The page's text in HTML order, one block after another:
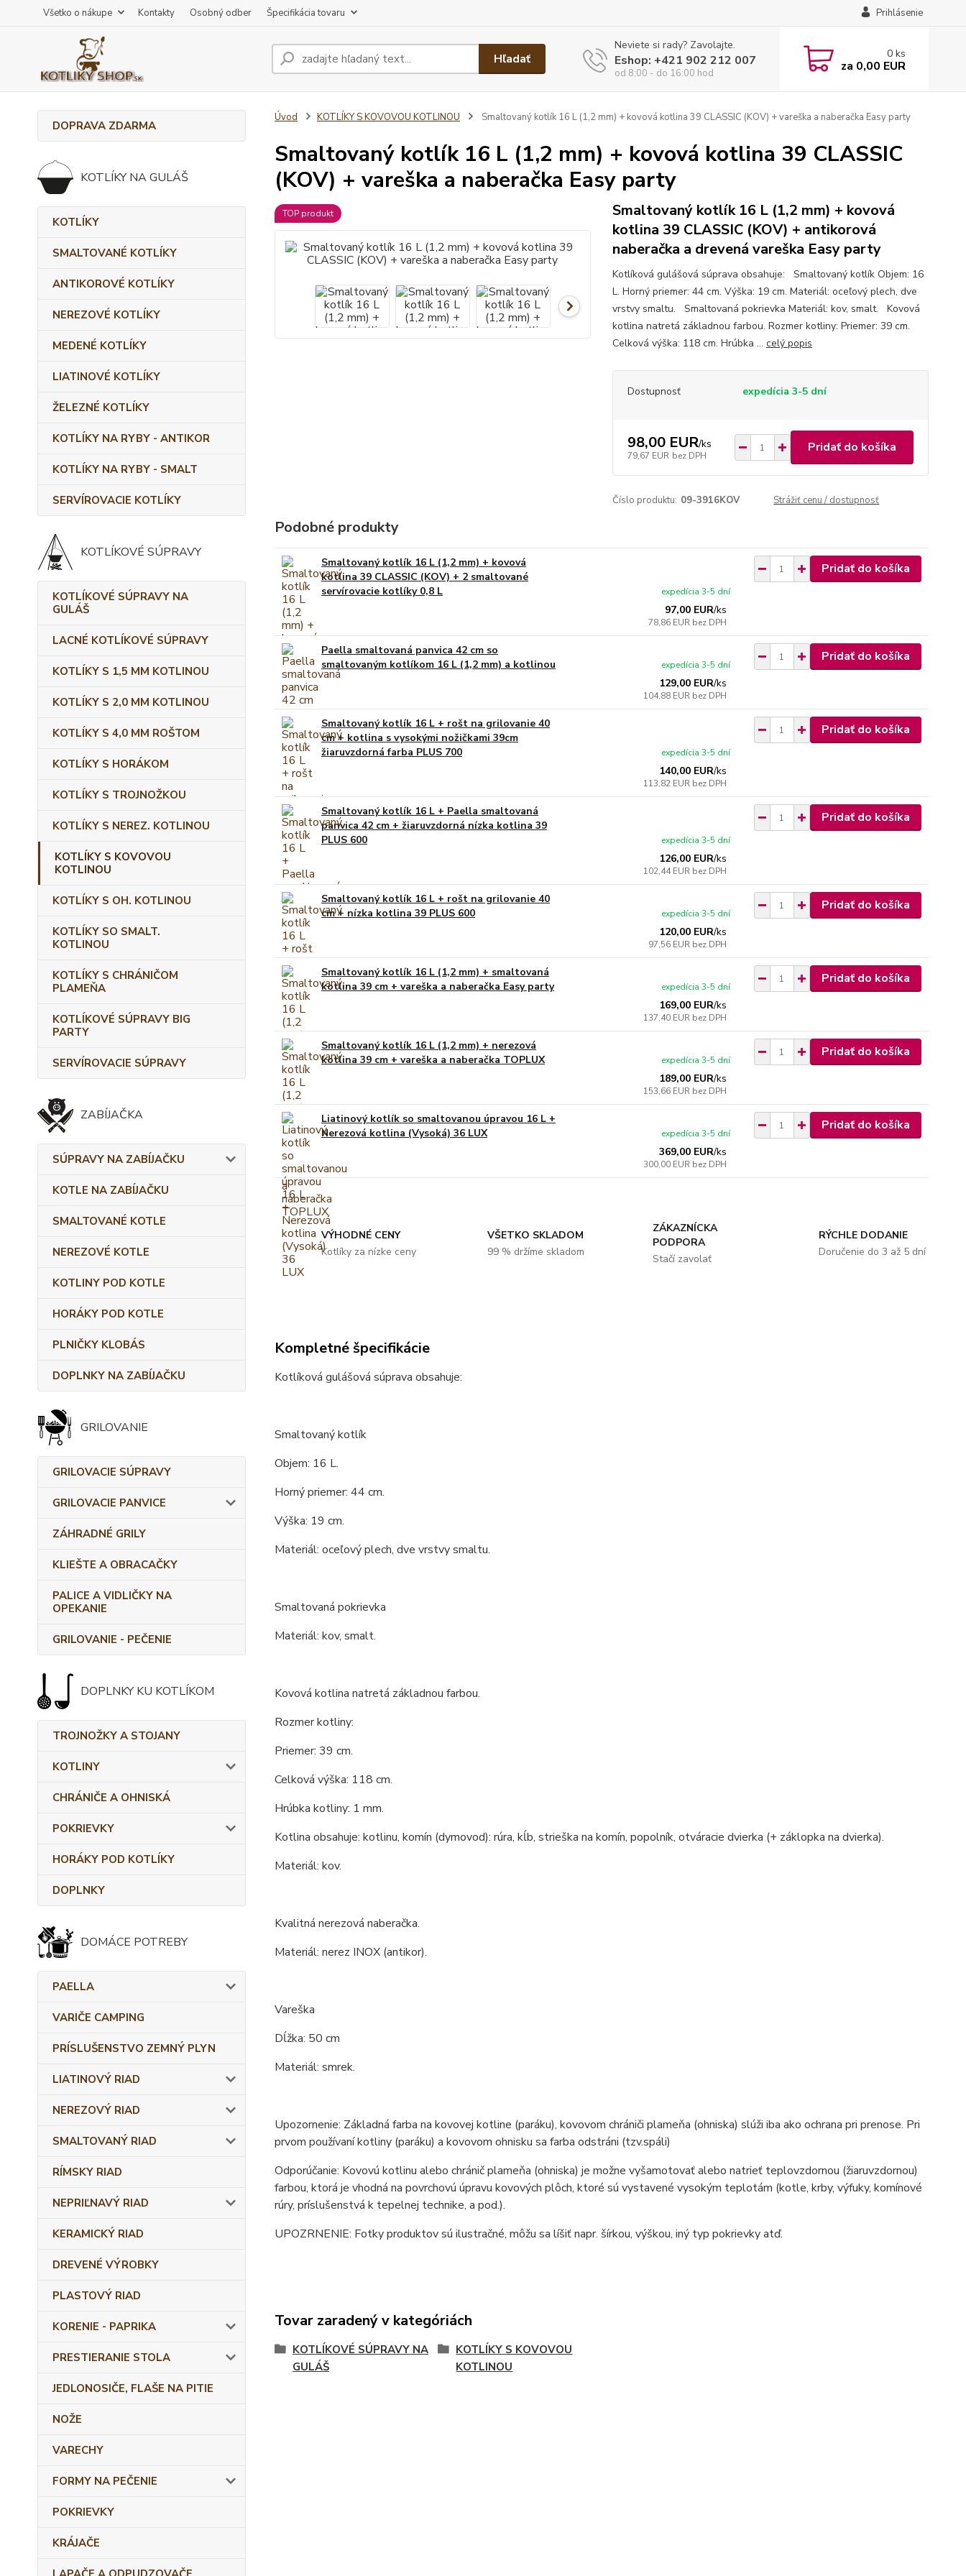
Všetko o nákupe Kontakty Osobný odber Špecifikácia tovaru Prihlásenie
Hľadať
Neviete si rady? Zavolajte.
Eshop: +421 902 212 007
od 8:00 - do 16:00 hod
0 ks
za 0,00 EUR
DOPRAVA ZDARMA
KOTLÍKY NA GULÁŠ
KOTLÍKY
SMALTOVANÉ KOTLÍKY
ANTIKOROVÉ KOTLÍKY
NEREZOVÉ KOTLÍKY
MEDENÉ KOTLÍKY
LIATINOVÉ KOTLÍKY
ŽELEZNÉ KOTLÍKY
KOTLÍKY NA RYBY - ANTIKOR
KOTLÍKY NA RYBY - SMALT
SERVÍROVACIE KOTLÍKY
KOTLÍKOVÉ SÚPRAVY
KOTLÍKOVÉ SÚPRAVY NA
GULÁŠ
LACNÉ KOTLÍKOVÉ SÚPRAVY
KOTLÍKY S 1,5 MM KOTLINOU
KOTLÍKY S 2,0 MM KOTLINOU
KOTLÍKY S 4,0 MM ROŠTOM
KOTLÍKY S HORÁKOM
KOTLÍKY S TROJNOŽKOU
KOTLÍKY S NEREZ. KOTLINOU
KOTLÍKY S KOVOVOU
KOTLINOU
KOTLÍKY S OH. KOTLINOU
KOTLÍKY SO SMALT.
KOTLINOU
KOTLÍKY S CHRÁNIČOM
PLAMEŇA
KOTLÍKOVÉ SÚPRAVY BIG
PARTY
SERVÍROVACIE SÚPRAVY
ZABÍJAČKA
SÚPRAVY NA ZABÍJAČKU
KOTLE NA ZABÍJAČKU
SMALTOVANÉ KOTLE
NEREZOVÉ KOTLE
KOTLINY POD KOTLE
HORÁKY POD KOTLE
PLNIČKY KLOBÁS
DOPLNKY NA ZABÍJAČKU
GRILOVANIE
GRILOVACIE SÚPRAVY
GRILOVACIE PANVICE
ZÁHRADNÉ GRILY
KLIEŠTE A OBRACAČKY
PALICE A VIDLIČKY NA
OPEKANIE
GRILOVANIE - PEČENIE
DOPLNKY KU KOTLÍKOM
TROJNOŽKY A STOJANY
KOTLINY
CHRÁNIČE A OHNISKÁ
POKRIEVKY
HORÁKY POD KOTLÍKY
DOPLNKY
DOMÁCE POTREBY
PAELLA
VARIČE CAMPING
PRÍSLUŠENSTVO ZEMNÝ PLYN
LIATINOVÝ RIAD
NEREZOVÝ RIAD
SMALTOVANÝ RIAD
RÍMSKY RIAD
NEPRIĽNAVÝ RIAD
KERAMICKÝ RIAD
DREVENÉ VÝROBKY
PLASTOVÝ RIAD
KORENIE - PAPRIKA
PRESTIERANIE STOLA
JEDLONOSIČE, FLAŠE NA PITIE
NOŽE
VARECHY
FORMY NA PEČENIE
POKRIEVKY
KRÁJAČE
Úvod KOTLÍKY S KOVOVOU KOTLINOU Smaltovaný kotlík 16 L (1,2 mm) + kovová kotlina 39 CLASSIC (KOV) + vareška a naberačka Easy party
Smaltovaný kotlík 16 L (1,2 mm) + kovová kotlina 39 CLASSIC
(KOV) + vareška a naberačka Easy party
TOP produkt
Smaltovaný kotlík 16 L (1,2 mm) + kovová
kotlina 39 CLASSIC (KOV) + antikorová
naberačka a drevená vareška Easy party
Kotlíková gulášová súprava obsahuje: Smaltovaný kotlík Objem: 16
L. Horný priemer: 44 cm. Výška: 19 cm. Materiál: oceľový plech, dve
vrstvy smaltu. Smaltovaná pokrievka Materiál: kov, smalt. Kovová
kotlina natretá základnou farbou. Rozmer kotliny: Priemer: 39 cm.
Celková výška: 118 cm. Hrúbka ... celý popis
Dostupnosť expedícia 3-5 dní
98,00 EUR/ks
79,67 EUR bez DPH
Pridať do košíka
Číslo produktu: 09-3916KOV Strážiť cenu / dostupnosť
Podobné produkty
Smaltovaný kotlík 16 L (1,2 mm) + kovová
kotlina 39 CLASSIC (KOV) + 2 smaltované
servírovacie kotlíky 0,8 L
97,00 EUR/ks
78,86 EUR bez DPH
expedícia 3-5 dní
Pridať do košíka
Paella smaltovaná panvica 42 cm so
smaltovaným kotlíkom 16 L (1,2 mm) a kotlinou
129,00 EUR/ks
104,88 EUR bez DPH
expedícia 3-5 dní
Pridať do košíka
Smaltovaný kotlík 16 L + rošt na grilovanie 40
cm + kotlina s vysokými nožičkami 39cm
žiaruvzdorná farba PLUS 700
140,00 EUR/ks
113,82 EUR bez DPH
expedícia 3-5 dní
Pridať do košíka
Smaltovaný kotlík 16 L + Paella smaltovaná
panvica 42 cm + žiaruvzdorná nízka kotlina 39
PLUS 600
126,00 EUR/ks
102,44 EUR bez DPH
expedícia 3-5 dní
Pridať do košíka
Smaltovaný kotlík 16 L + rošt na grilovanie 40
cm + nízka kotlina 39 PLUS 600
120,00 EUR/ks
97,56 EUR bez DPH
expedícia 3-5 dní
Pridať do košíka
Smaltovaný kotlík 16 L (1,2 mm) + smaltovaná
kotlina 39 cm + vareška a naberačka Easy party
169,00 EUR/ks
137,40 EUR bez DPH
expedícia 3-5 dní
Pridať do košíka
Smaltovaný kotlík 16 L (1,2 mm) + nerezová
kotlina 39 cm + vareška a naberačka TOPLUX
189,00 EUR/ks
153,66 EUR bez DPH
expedícia 3-5 dní
Pridať do košíka
Liatinový kotlík so smaltovanou úpravou 16 L +
Nerezová kotlina (Vysoká) 36 LUX
369,00 EUR/ks
300,00 EUR bez DPH
expedícia 3-5 dní
Pridať do košíka
VÝHODNÉ CENY
Kotlíky za nízke ceny
VŠETKO SKLADOM
99 % držíme skladom
ZÁKAZNÍCKA
PODPORA
Stačí zavolať
RÝCHLE DODANIE
Doručenie do 3 až 5 dní
Kompletné špecifikácie
Kotlíková gulášová súprava obsahuje:
Smaltovaný kotlík
Objem: 16 L.
Horný priemer: 44 cm.
Výška: 19 cm.
Materiál: oceľový plech, dve vrstvy smaltu.
Smaltovaná pokrievka
Materiál: kov, smalt.
Kovová kotlina natretá základnou farbou.
Rozmer kotliny:
Priemer: 39 cm.
Celková výška: 118 cm.
Hrúbka kotliny: 1 mm.
Kotlina obsahuje: kotlinu, komín (dymovod): rúra, kĺb, strieška na komín, popolník, otváracie dvierka (+ záklopka na dvierka).
Materiál: kov.
Kvalitná nerezová naberačka.
Materiál: nerez INOX (antikor).
Vareška
Dĺžka: 50 cm
Materiál: smrek.
Upozornenie: Základná farba na kovovej kotline (paráku), kovovom chrániči plameňa (ohniska) slúži iba ako ochrana pri prenose. Pri
prvom používaní kotliny (paráku) a kovovom ohnisku sa farba odstráni (tzv.spáli)
Odporúčanie: Kovovú kotlinu alebo chránič plameňa (ohniska) je možne vyšamotovať alebo natrieť teplovzdornou (žiaruvzdornou)
farbou, ktorá je vhodná na povrchovú úpravu kovových plôch, ktoré sú vystavené vysokým teplotám (kotle, krby, výfuky, komínové
rúry, príslušenstvá k tepelnej technike, a pod.).
UPOZRNENIE: Fotky produktov sú ilustračné, môžu sa líšiť napr. šírkou, výškou, iný typ pokrievky atď.
Tovar zaradený v kategóriách
KOTLÍKOVÉ SÚPRAVY NA
GULÁŠ
KOTLÍKY S KOVOVOU
KOTLINOU